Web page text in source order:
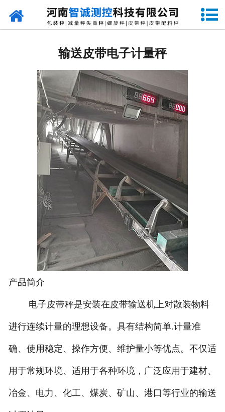
网站首页
- DCS-D系列单斗颗粒包装秤
- DCS-SP系列粉粒两用双斗包装秤
DCS-DP系列粉粒两用单斗包装秤
DCS-L系列粉状包装秤
- DCS-S系列无斗定量包装秤
DCS-X系列振动小包装秤
- DCS-T系列吨袋包装秤
电子皮带秤
- 序列式皮带秤
电子配料秤
- LCS系列皮带配料秤
- LCS-L系列螺旋配料秤
输送皮带电子计量秤
产品简介
电子皮带秤是安装在皮带输送机上对散装物料
进行连续计量的理想设备。具有结构简单.计量准
确、使用稳定、操作方便、维护量小等优点。不仅适
用于常规环境、适用于各种环境，广泛应用于建材、
冶金、电力、化工、煤炭、矿山、港口等行业的输送